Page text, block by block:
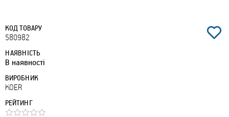
КОД ТОВАРУ
580982
НАЯВНІСТЬ
В наявності
ВИРОБНИК
KOER
РЕЙТИНГ